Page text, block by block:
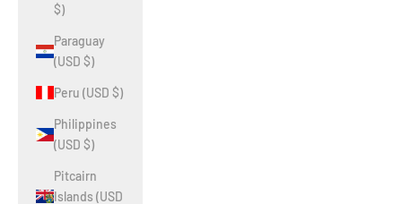
$)
Paraguay
(USD $)
Peru (USD $)
Philippines
(USD $)
Pitcairn
Islands (USD